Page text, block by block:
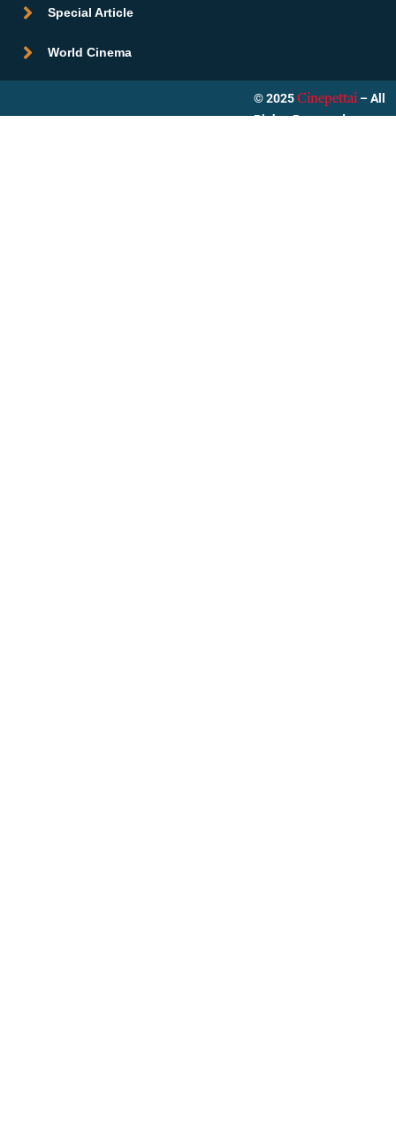
Special Article
World Cinema
© 2025 Cinepettai – All
Rights Reserved